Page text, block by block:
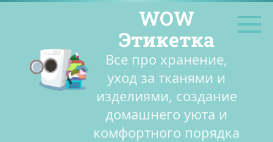
Перейти
WOW
Этикетка
Все про хранение,
уход за тканями и
изделиями, создание
домашнего уюта и
комфортного порядка